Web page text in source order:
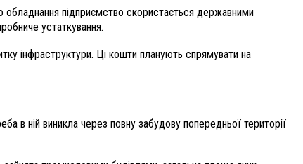
обладнання підприємство скористається державними
устаткування.
інфраструктури. Ці кошти планують спрямувати на
в ній виникла через повну забудову попередньої території